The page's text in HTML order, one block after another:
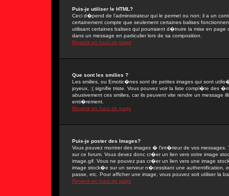
Puis-je utiliser le HTML?
Ceci d�pend de l'administrateur qui le permet ou non; il a un
certainement compte que seulement certaines balises
utilisant certaines balises qui pourraient d�truire la mise en
dans un message en particulier lors de sa composition.
Revenir en haut de page
Que sont les smilies ?
Les smilies, ou Emotic�nes sont de petites images qui sont
joyeux, :( signifie triste. Vous pouvez voir la liste compl�te des
abusivement ces smilies, car ils peuvent vite rendre un
enti�rement.
Revenir en haut de page
Puis-je poster des Images?
Vous pouvez montrer des images � l'int�rieur de vos messages.
sur ce forum. Vous devez donc cr�er un lien vers votre image
image.gif. Vous ne pouvez pas cr�er un lien vers une image
image stock�e sur un serveur n�cessitant une authentification,
passe, etc. Pour afficher une image, vous pouvez soit utiliser la
Revenir en haut de page